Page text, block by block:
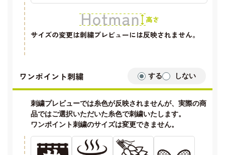
サイズの変更は刺繍プレビューには反映されません。
ワンポイント刺繍 する しない
刺繍プレビューでは糸色が反映されませんが、実際の商
品ではご選択いただいた糸色で刺繍いたします。
ワンポイント刺繍のサイズは変更できません。